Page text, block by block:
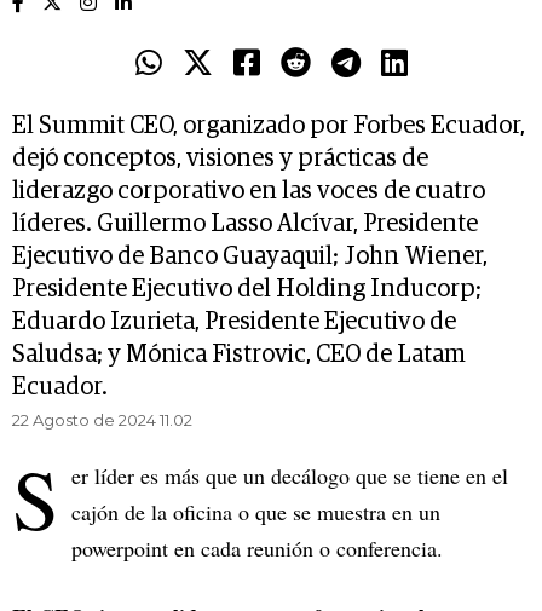
El Summit CEO, organizado por Forbes Ecuador,
dejó conceptos, visiones y prácticas de
liderazgo corporativo en las voces de cuatro
líderes. Guillermo Lasso Alcívar, Presidente
Ejecutivo de Banco Guayaquil; John Wiener,
Presidente Ejecutivo del Holding Inducorp;
Eduardo Izurieta, Presidente Ejecutivo de
Saludsa; y Mónica Fistrovic, CEO de Latam
Ecuador.
22 Agosto de 2024 11.02
S er líder es más que un decálogo que se tiene en el
cajón de la oficina o que se muestra en un
powerpoint en cada reunión o conferencia.